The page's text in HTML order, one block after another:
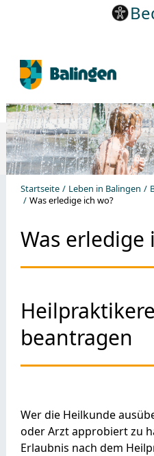
Startseite Leben in Balingen
Was erledige ich wo?
Was erledige
beantragen
Wer die Heilkunde
oder Arzt approbiert zu
Erlaubnis nach dem